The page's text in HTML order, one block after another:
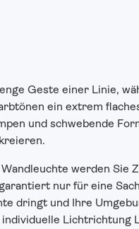
Geste einer Linie,
ein extrem
und schwebende
werden Sie
nur für eine
dringt und Ihre
Lichtrichtung